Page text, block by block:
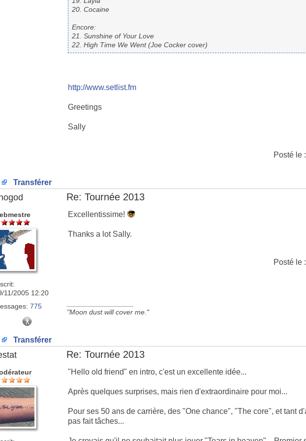
20. Cocaine
Encore:
21. Sunshine of Your Love
22. High Time We Went (Joe Cocker cover)
http://www.setlist.fm
Greetings
Sally
Posté le
Transférer
Re: Tournée 2013
11/2005 12:20
775
Excellentissime!
Thanks a lot Sally.
Posté le
"Moon dust will cover me."
Transférer
Re: Tournée 2013
"Hello old friend" en intro, c'est un excellente idée...
Après quelques surprises, mais rien d'extraordinaire pour moi...
Pour ses 50 ans de carrière, des "One chance", "The core", et tant
pas fait tâches...